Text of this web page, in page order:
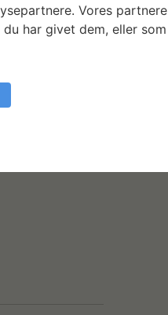
Vores
har givet dem, eller